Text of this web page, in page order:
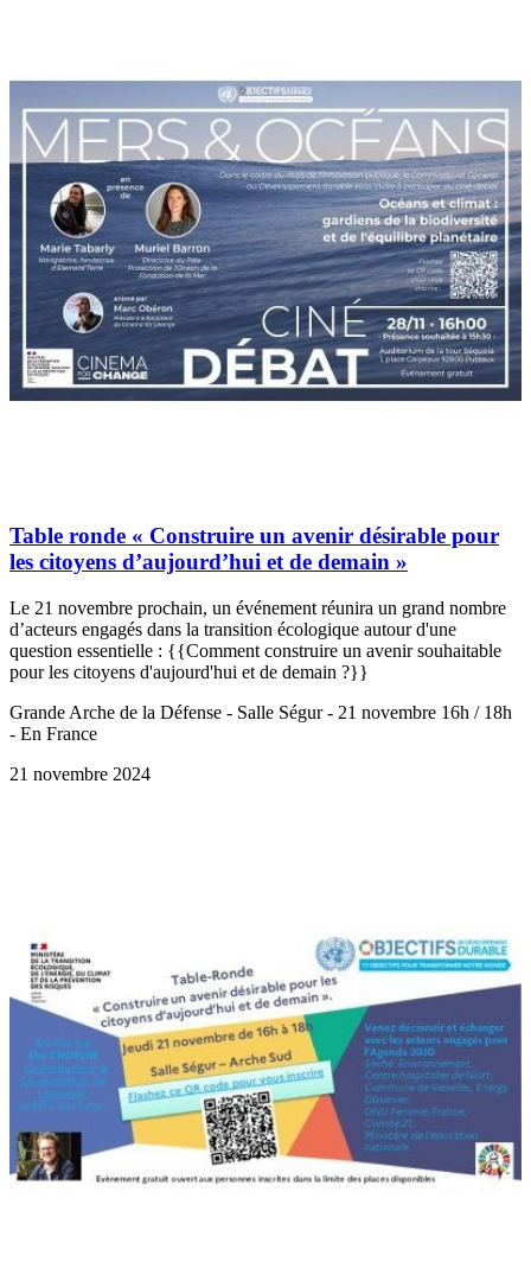
Table ronde « Construire un avenir désirable pour
les citoyens d’aujourd’hui et de demain »
Le 21 novembre prochain, un événement réunira un grand nombre
d’acteurs engagés dans la transition écologique autour d'une
question essentielle : {{Comment construire un avenir souhaitable
pour les citoyens d'aujourd'hui et de demain ?}}
Grande Arche de la Défense - Salle Ségur - 21 novembre 16h / 18h
- En France
21 novembre 2024